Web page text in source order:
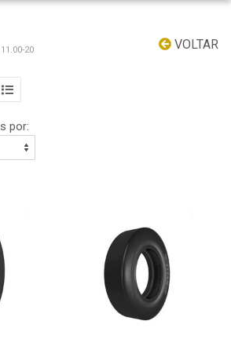
VOLTAR
11.00-20
por: